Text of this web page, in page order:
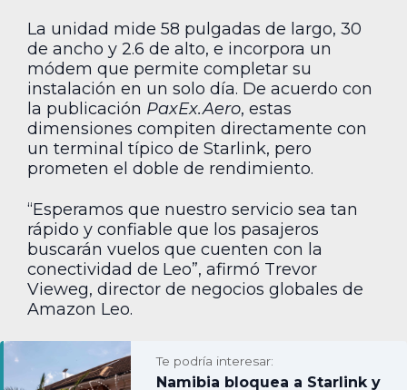
La unidad mide 58 pulgadas de largo, 30
de ancho y 2.6 de alto, e incorpora un
módem que permite completar su
instalación en un solo día. De acuerdo con
la publicación PaxEx.Aero, estas
dimensiones compiten directamente con
un terminal típico de Starlink, pero
prometen el doble de rendimiento.
“Esperamos que nuestro servicio sea tan
rápido y confiable que los pasajeros
buscarán vuelos que cuenten con la
conectividad de Leo”, afirmó Trevor
Vieweg, director de negocios globales de
Amazon Leo.
Te podría interesar:
Namibia bloquea a Starlink y